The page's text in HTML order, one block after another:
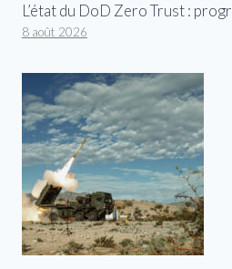
L’état du DoD Zero Trust :
8 août 2026